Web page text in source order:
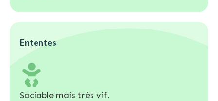
Ententes
Sociable mais très vif.